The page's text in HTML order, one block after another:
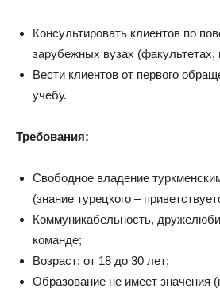
Консультировать клиентов по
зарубежных вузах (факультетах,
Вести клиентов от первого
учебу.
Требования:
Свободное владение
(знание турецкого –
Коммуникабельность,
команде;
Возраст: от 18 до 30 лет;
Образование не имеет значения